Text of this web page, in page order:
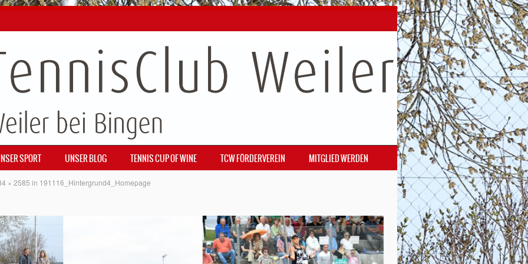
SPORT UNSER BLOG TENNIS CUP OF WINE TCW FÖRDERVEREIN MITGLIED WERDEN
× 2585 in 191116_Hintergrund4_Homepage